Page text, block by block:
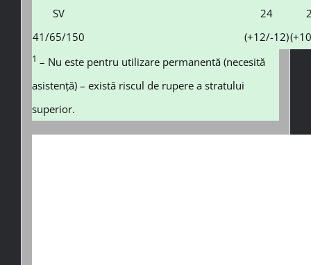
SV
41/65/150
24
(+12/-12)
1 – Nu este pentru utilizare permanentă (necesită
asistență) – există riscul de rupere a stratului
superior.